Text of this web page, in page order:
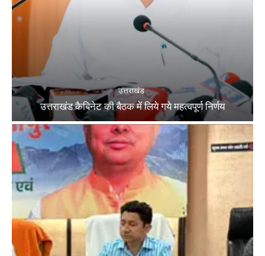
उत्तराखंड
उत्तराखंड कैबिनेट की बैठक में लिये गये महत्वपूर्ण निर्णय